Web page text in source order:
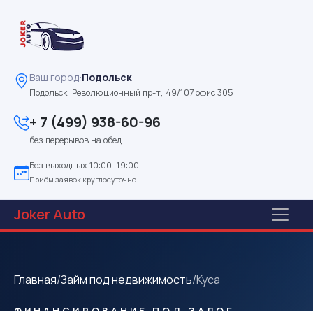
Ваш город:Подольск
Подольск, Революционный пр-т, 49/107 офис 305
+ 7 (499) 938-60-96
без перерывов на обед
Без выходных 10:00–19:00
Приём заявок круглосуточно
JokerAuto
Главная/Займ под недвижимость/Куса